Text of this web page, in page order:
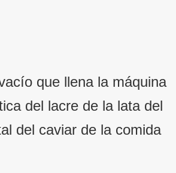
que llena la máquina
del lacre de la lata del
del caviar de la comida